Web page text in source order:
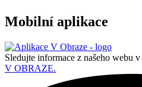
Mobilní aplikace
Sledujte informace z našeho webu v
V OBRAZE.